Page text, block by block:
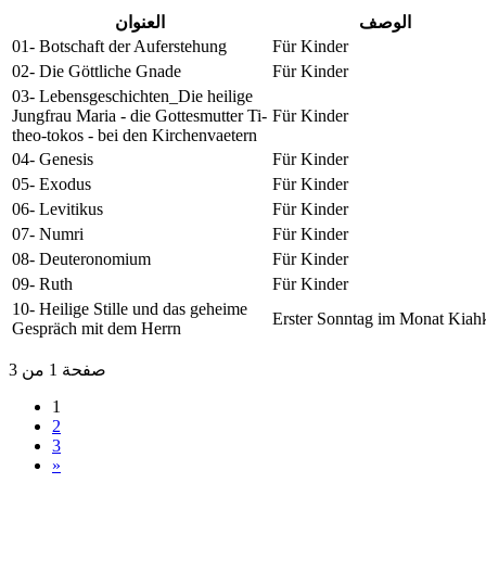
العنوان
الوصف
01- Botschaft der Auferstehung
Für Kinder
02- Die Göttliche Gnade
Für Kinder
03- Lebensgeschichten_Die heilige
Jungfrau Maria - die Gottesmutter Ti-
theo-tokos - bei den Kirchenvaetern
Für Kinder
04- Genesis
Für Kinder
05- Exodus
Für Kinder
06- Levitikus
Für Kinder
07- Numri
Für Kinder
08- Deuteronomium
Für Kinder
09- Ruth
Für Kinder
10- Heilige Stille und das geheime
Gespräch mit dem Herrn
Erster Sonntag im Monat
صفحة 1 من 3
1
2
3
»